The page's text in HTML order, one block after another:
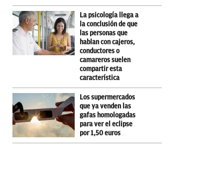
La psicología llega a
la conclusión de que
las personas que
hablan con cajeros,
conductores o
camareros suelen
compartir esta
característica
Los supermercados
que ya venden las
gafas homologadas
para ver el eclipse
por 1,50 euros